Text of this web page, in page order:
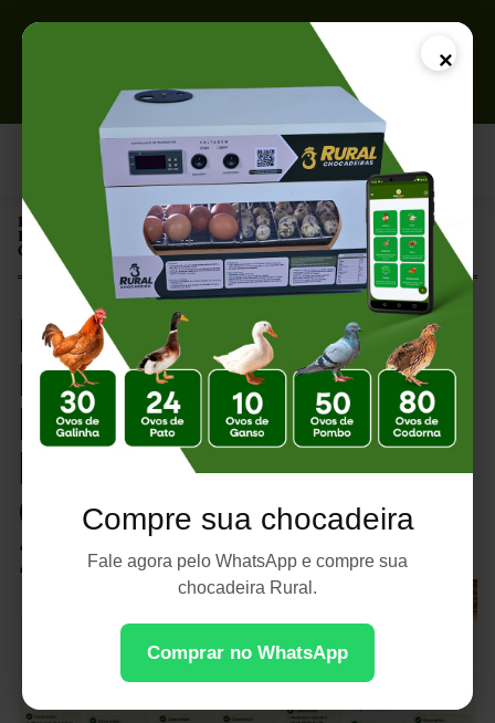
×
Compre sua chocadeira
Fale agora pelo WhatsApp e compre sua
chocadeira Rural.
Comprar no WhatsApp
Página Inicial |
Fatores que Diminuem a Produção de Ovos: Principais Causas e
Como Evitá-las em 2026
Fatores que
Diminuem a
Produção de Ovos:
Principais Causas e
Como Evitá-las em
2026